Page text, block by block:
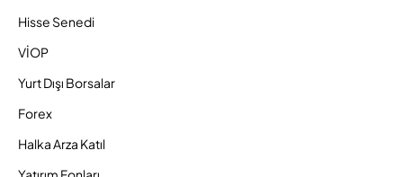
Hisse Senedi
VİOP
Yurt Dışı Borsalar
Forex
Halka Arza Katıl